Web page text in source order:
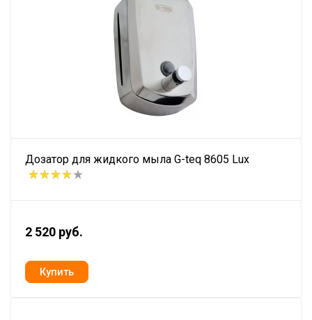
Дозатор для жидкого мыла G-teq 8605 Lux
2 520 руб.